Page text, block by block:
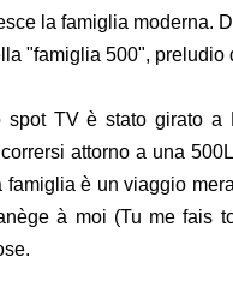
la famiglia moderna.
"famiglia 500", preludio
spot TV è stato girato a
attorno a una
famiglia è un viaggio
à moi (Tu me fais